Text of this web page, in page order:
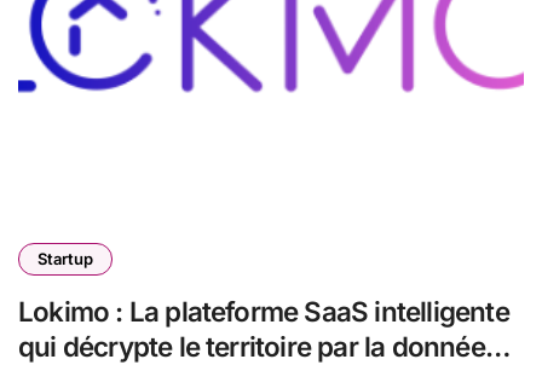
Startup
Lokimo : La plateforme SaaS intelligente
qui décrypte le territoire par la donnée